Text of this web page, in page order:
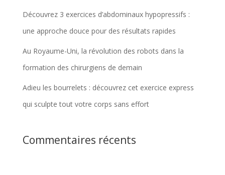
Découvrez 3 exercices d’abdominaux hypopressifs :
une approche douce pour des résultats rapides
Au Royaume-Uni, la révolution des robots dans la
formation des chirurgiens de demain
Adieu les bourrelets : découvrez cet exercice express
qui sculpte tout votre corps sans effort
Commentaires récents